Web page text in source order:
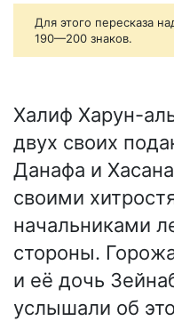
Для этого пересказа
190—200 знаков.
Халиф Харун-
двух своих
Данафа и
своими
начальниками
стороны.
и её дочь
услышали об